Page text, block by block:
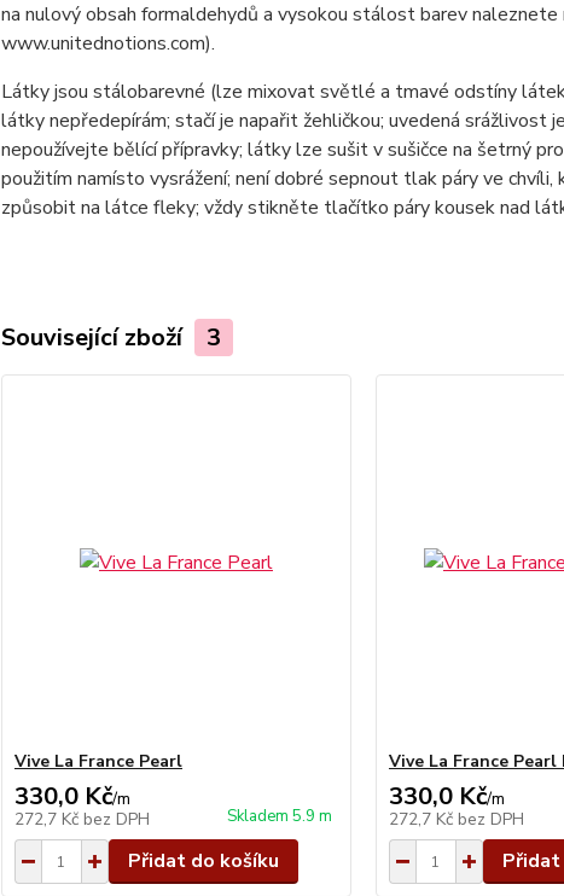
na nulový obsah formaldehydů a vysokou stálost barev
www.unitednotions.com).
Látky jsou stálobarevné (lze mixovat světlé a tmavé odstíny
látky nepředepírám; stačí je napařit žehličkou; uvedená srážlivost
nepoužívejte bělící přípravky; látky lze sušit v sušičce na šetrný
použitím namísto vysrážení; není dobré sepnout tlak páry ve
způsobit na látce fleky; vždy stikněte tlačítko páry kousek nad
Související zboží 3
Vive La France Pearl
330,0 Kč/m
272,7 Kč bez DPH Skladem 5.9 m
Přidat do košíku
Vive La France Pearl
330,0 Kč/m
272,7 Kč bez DPH
Přidat